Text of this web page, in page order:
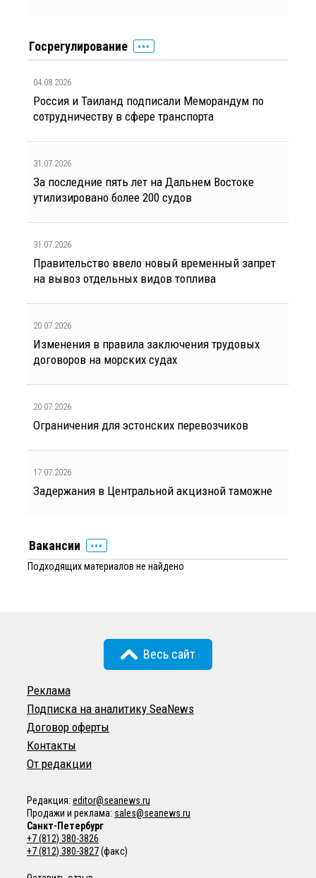
Госрегулирование
04.08.2026
Россия и Таиланд подписали Меморандум по
сотрудничеству в сфере транспорта
31.07.2026
За последние пять лет на Дальнем Востоке
утилизировано более 200 судов
31.07.2026
Правительство ввело новый временный запрет
на вывоз отдельных видов топлива
20.07.2026
Изменения в правила заключения трудовых
договоров на морских судах
20.07.2026
Ограничения для эстонских перевозчиков
17.07.2026
Задержания в Центральной акцизной таможне
Вакансии
Подходящих материалов не найдено
Весь сайт
Реклама
Подписка на аналитику SeaNews
Договор оферты
Контакты
От редакции
Редакция: editor@seanews.ru
Продажи и реклама: sales@seanews.ru
Санкт-Петербург
+7 (812) 380-3826
+7 (812) 380-3827(факс)